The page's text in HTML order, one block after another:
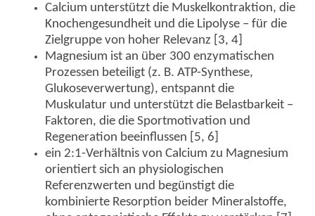
Calcium unterstützt die Muskelkontraktion, die
Knochengesundheit und die Lipolyse – für die
Zielgruppe von hoher Relevanz [3, 4]
Magnesium ist an über 300 enzymatischen
Prozessen beteiligt (z. B. ATP-Synthese,
Glukoseverwertung), entspannt die
Muskulatur und unterstützt die Belastbarkeit –
Faktoren, die die Sportmotivation und
Regeneration beeinflussen [5, 6]
ein 2:1-Verhältnis von Calcium zu Magnesium
orientiert sich an physiologischen
Referenzwerten und begünstigt die
kombinierte Resorption beider Mineralstoffe,